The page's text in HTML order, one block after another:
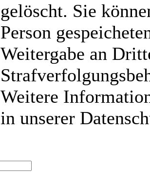
gelöscht. Sie
Person
Weitergabe an
Weitere
in unserer